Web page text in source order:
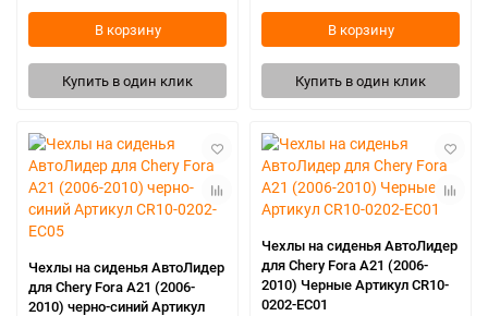
В корзину
Купить в один клик
В корзину
Купить в один клик
Чехлы на сиденья АвтоЛидер
для Chery Fora A21 (2006-
2010) черно-синий Артикул
Чехлы на сиденья АвтоЛидер
для Chery Fora A21 (2006-
2010) Черные Артикул CR10-
0202-EC01